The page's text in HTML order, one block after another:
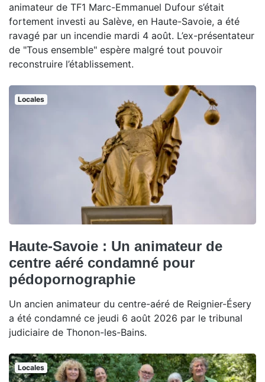
animateur de TF1 Marc-Emmanuel Dufour s’était
fortement investi au Salève, en Haute-Savoie, a été
ravagé par un incendie mardi 4 août. L’ex-présentateur
de "Tous ensemble" espère malgré tout pouvoir
reconstruire l’établissement.
Locales
Haute-Savoie : Un animateur de
centre aéré condamné pour
pédopornographie
Un ancien animateur du centre-aéré de Reignier-Ésery
a été condamné ce jeudi 6 août 2026 par le tribunal
judiciaire de Thonon-les-Bains.
Locales